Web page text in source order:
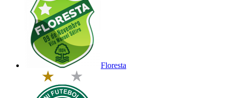
Floresta